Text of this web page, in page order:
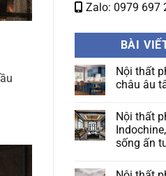
Zalo: 0979 697
BÀI
Nội thất
châu âu
bình
luận
ở
Nội
bếp
Nội thất
sống ấn